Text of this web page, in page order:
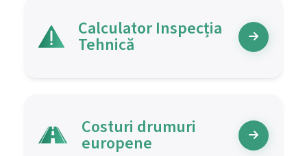
Calculator Inspecția
Tehnică
Costuri drumuri
europene